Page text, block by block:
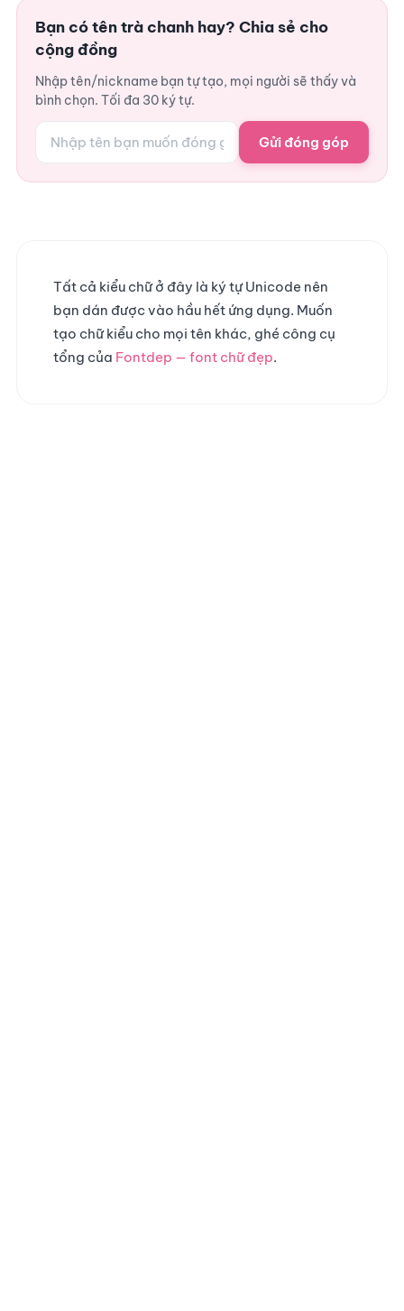
Bạn có tên trà chanh hay? Chia sẻ cho
cộng đồng
Nhập tên/nickname bạn tự tạo, mọi người sẽ thấy và
bình chọn. Tối đa 30 ký tự.
Gửi đóng góp
Tất cả kiểu chữ ở đây là ký tự Unicode nên
bạn dán được vào hầu hết ứng dụng. Muốn
tạo chữ kiểu cho mọi tên khác, ghé công cụ
tổng của Fontdep — font chữ đẹp.